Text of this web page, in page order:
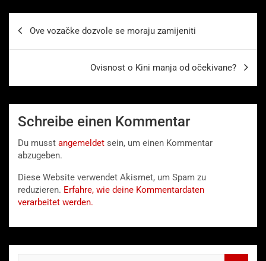
Ove vozačke dozvole se moraju zamijeniti
Ovisnost o Kini manja od očekivane?
Schreibe einen Kommentar
Du musst angemeldet sein, um einen Kommentar
abzugeben.
Diese Website verwendet Akismet, um Spam zu
reduzieren. Erfahre, wie deine Kommentardaten
verarbeitet werden.